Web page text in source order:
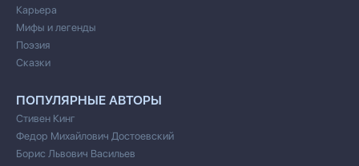
Карьера
Мифы и легенды
Поэзия
Сказки
ПОПУЛЯРНЫЕ АВТОРЫ
Стивен Кинг
Федор Михайлович Достоевский
Борис Львович Васильев